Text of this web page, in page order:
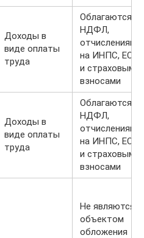
Доходы в
виде оплаты
труда
Облагаются
НДФЛ,
отчислениями
на ИНПС, ЕСП
и страховыми
взносами
Доходы в
виде оплаты
труда
Облагаются
НДФЛ,
отчислениями
на ИНПС, ЕСП
и страховыми
взносами
Не являются
объектом
обложения